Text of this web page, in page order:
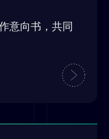
意向书，共同